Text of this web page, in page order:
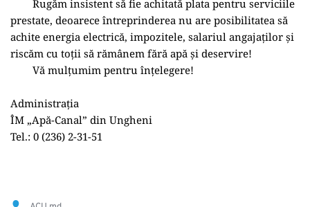
prestate, deoarece întreprinderea nu are posibilitatea să
achite energia electrică, impozitele, salariul angajaților și
riscăm cu toții să rămânem fără apă și deservire!
	Vă mulțumim pentru înțelegere!
Administrația
ÎM „Apă-Canal” din Ungheni
Tel.: 0 (236) 2-31-51